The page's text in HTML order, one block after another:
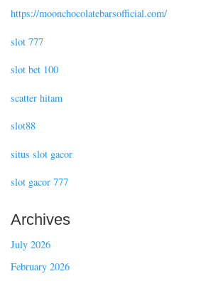
https://moonchocolatebarsofficial.com/
slot 777
slot bet 100
scatter hitam
slot88
situs slot gacor
slot gacor 777
Archives
July 2026
February 2026